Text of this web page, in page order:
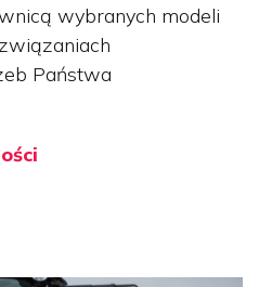
wybranych modeli
Państwa